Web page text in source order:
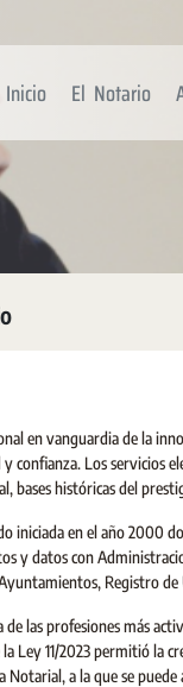
Inicio El Notario
en vanguardia de la
confianza. Los servicios
bases históricas del
iniciada en el año 2000
y datos con
Registro
las profesiones más
Ley 11/2023 permitió la
Notarial, a la que se puede